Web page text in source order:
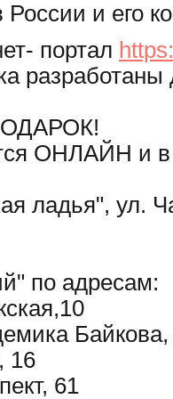
и его
портал
разработаны
ОНЛАЙН и
ладья", ул.
по адресам:
16
61